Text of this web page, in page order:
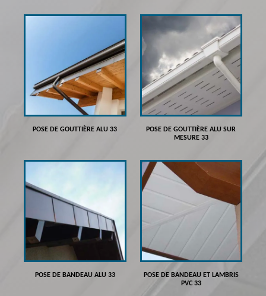
POSE DE GOUTTIÈRE ALU 33
POSE DE GOUTTIÈRE ALU SUR
MESURE 33
POSE DE BANDEAU ALU 33
POSE DE BANDEAU ET LAMBRIS
PVC 33